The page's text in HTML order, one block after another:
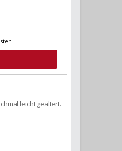
leicht gealtert.